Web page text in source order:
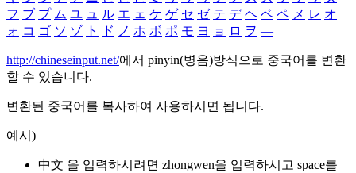
フ ブ プ ム ユ ュ ル エ ェ ケ ゲ セ ゼ テ デ ヘ ベ ペ メ レ オ
ォ コ ゴ ソ ゾ ト ド ノ ホ ボ ポ モ ヨ ョ ロ ヲ ―
http://chineseinput.net/에서 pinyin(병음)방식으로 중국어를 변환
할 수 있습니다.
변환된 중국어를 복사하여 사용하시면 됩니다.
예시)
中文 을 입력하시려면 zhongwen을 입력하시고 space를